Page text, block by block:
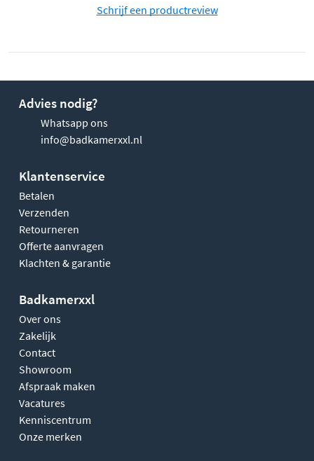
Schrijf een productreview
Advies nodig?
Whatsapp ons
info@badkamerxxl.nl
Klantenservice
Betalen
Verzenden
Retourneren
Offerte aanvragen
Klachten & garantie
Badkamerxxl
Over ons
Zakelijk
Contact
Showroom
Afspraak maken
Vacatures
Kenniscentrum
Onze merken